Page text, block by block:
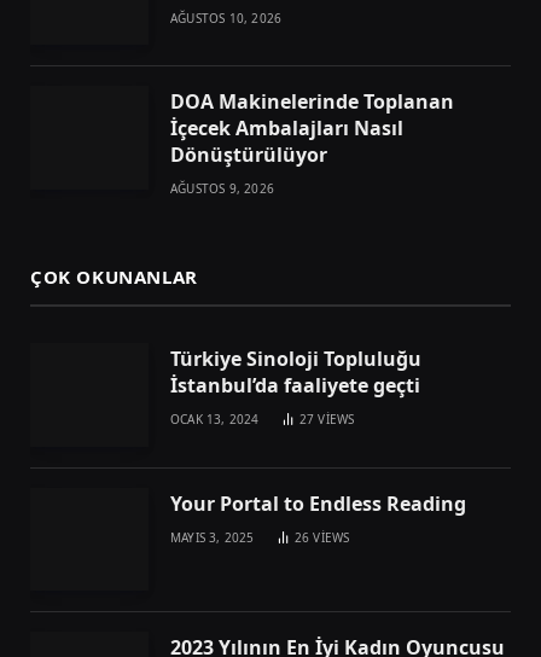
AĞUSTOS 10, 2026
DOA Makinelerinde Toplanan
İçecek Ambalajları Nasıl
Dönüştürülüyor
AĞUSTOS 9, 2026
ÇOK OKUNANLAR
Türkiye Sinoloji Topluluğu
İstanbul’da faaliyete geçti
OCAK 13, 2024 27VIEWS
Your Portal to Endless Reading
MAYIS 3, 2025 26VIEWS
2023 Yılının En İyi Kadın Oyuncusu